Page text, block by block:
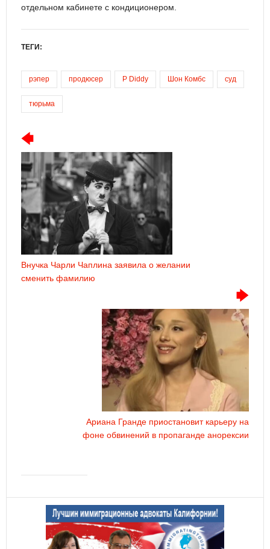
отдельном кабинете с кондиционером.
ТЕГИ:
рэпер продюсер P Diddy Шон Комбс суд
тюрьма
Внучка Чарли Чаплина заявила о желании
сменить фамилию
Ариана Гранде приостановит карьеру на
фоне обвинений в пропаганде анорексии